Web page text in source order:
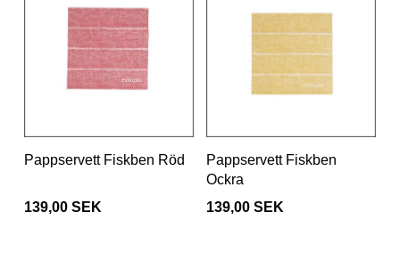
Pappservett Fiskben Röd
139,00 SEK
Pappservett Fiskben
Ockra
139,00 SEK